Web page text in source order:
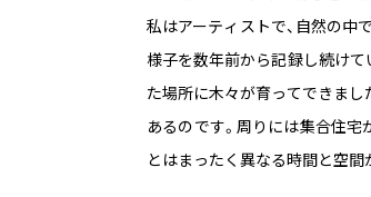
私はアーティストで、自然の中
様子を数年前から記録し続けて
た場所に木々が育ってできまし
あるのです。周りには集合住
とはまったく異なる時間と空間